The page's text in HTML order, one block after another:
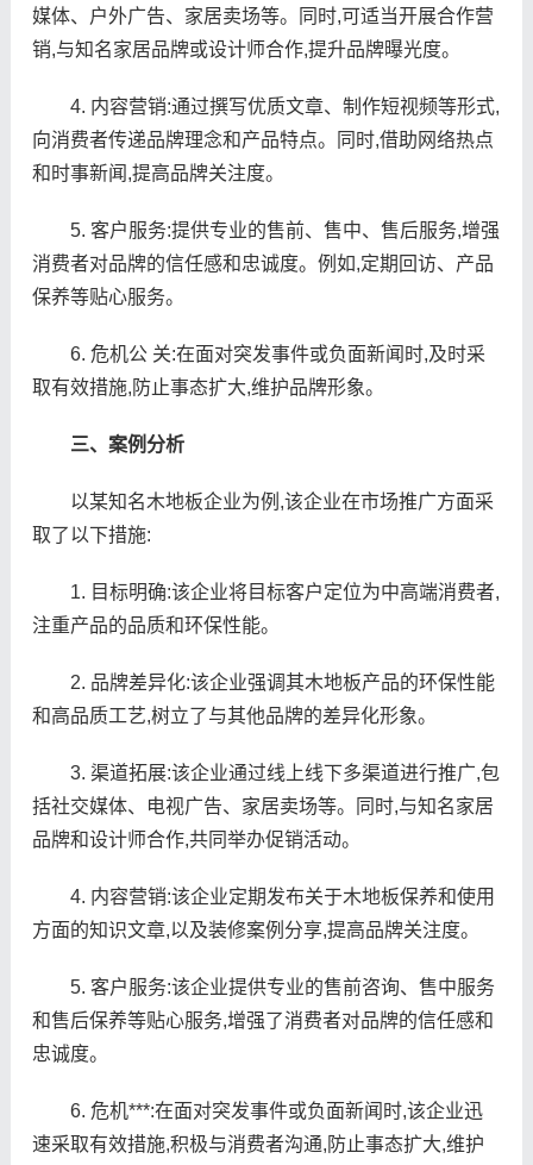
媒体、户外广告、家居卖场等。同时,可适当开展合作营
销,与知名家居品牌或设计师合作,提升品牌曝光度。
4. 内容营销:通过撰写优质文章、制作短视频等形式,
向消费者传递品牌理念和产品特点。同时,借助网络热点
和时事新闻,提高品牌关注度。
5. 客户服务:提供专业的售前、售中、售后服务,增强
消费者对品牌的信任感和忠诚度。例如,定期回访、产品
保养等贴心服务。
6. 危机公 关:在面对突发事件或负面新闻时,及时采
取有效措施,防止事态扩大,维护品牌形象。
三、案例分析
以某知名木地板企业为例,该企业在市场推广方面采
取了以下措施:
1. 目标明确:该企业将目标客户定位为中高端消费者,
注重产品的品质和环保性能。
2. 品牌差异化:该企业强调其木地板产品的环保性能
和高品质工艺,树立了与其他品牌的差异化形象。
3. 渠道拓展:该企业通过线上线下多渠道进行推广,包
括社交媒体、电视广告、家居卖场等。同时,与知名家居
品牌和设计师合作,共同举办促销活动。
4. 内容营销:该企业定期发布关于木地板保养和使用
方面的知识文章,以及装修案例分享,提高品牌关注度。
5. 客户服务:该企业提供专业的售前咨询、售中服务
和售后保养等贴心服务,增强了消费者对品牌的信任感和
忠诚度。
6. 危机***:在面对突发事件或负面新闻时,该企业迅
速采取有效措施,积极与消费者沟通,防止事态扩大,维护